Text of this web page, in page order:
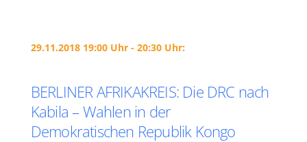
29.11.2018 19:00 Uhr - 20:30 Uhr:
BERLINER AFRIKAKREIS: Die DRC nach
Kabila – Wahlen in der
Demokratischen Republik Kongo